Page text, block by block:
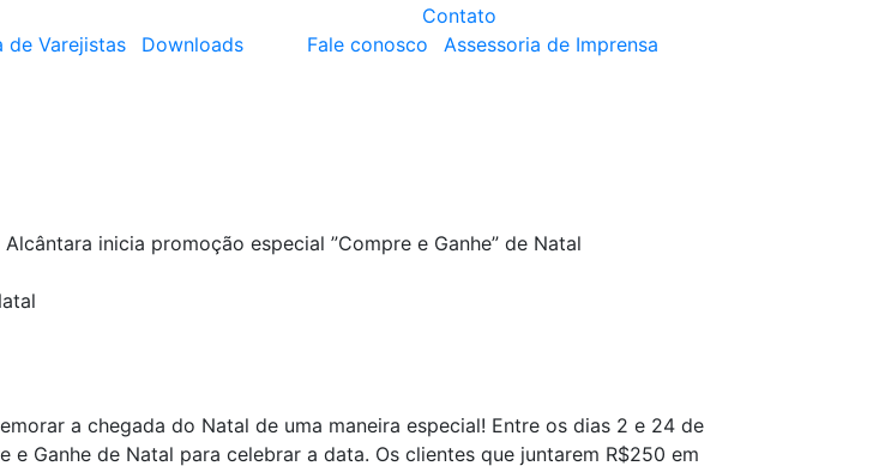
de Varejistas Downloads
Contato
Fale conosco
Assessoria de Imprensa
Alcântara inicia promoção especial ”Compre e Ganhe” de Natal
a chegada do Natal de uma maneira especial! Entre os dias 2 e 24 de
e Ganhe de Natal para celebrar a data. Os clientes que juntarem R$250 em